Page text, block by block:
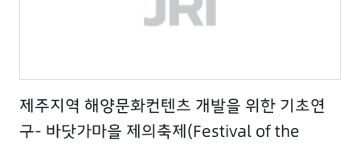
제주지역 해양문화컨텐츠 개발을 위한 기초연
구- 바닷가마을 제의축제(Festival of the